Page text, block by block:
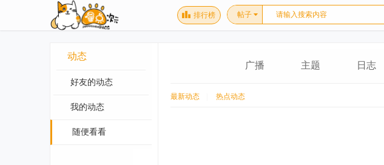
排行榜 帖子
动态
好友的动态
我的动态
随便看看
广播 主题 日志
最新动态 热点动态